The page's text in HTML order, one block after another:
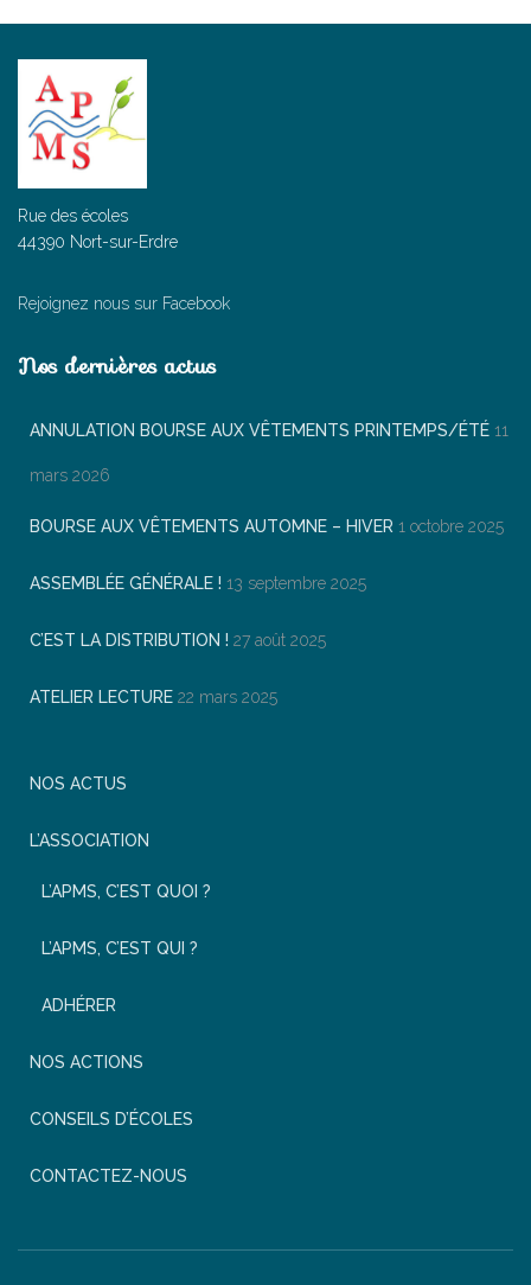
Rue des écoles
44390 Nort-sur-Erdre
Rejoignez nous sur Facebook
Nos dernières actus
ANNULATION BOURSE AUX VÊTEMENTS PRINTEMPS/ÉTÉ 11
mars 2026
BOURSE AUX VÊTEMENTS AUTOMNE – HIVER 1 octobre 2025
ASSEMBLÉE GÉNÉRALE ! 13 septembre 2025
C’EST LA DISTRIBUTION ! 27 août 2025
ATELIER LECTURE 22 mars 2025
NOS ACTUS
L’ASSOCIATION
L’APMS, C’EST QUOI ?
L’APMS, C’EST QUI ?
ADHÉRER
NOS ACTIONS
CONSEILS D’ÉCOLES
CONTACTEZ-NOUS